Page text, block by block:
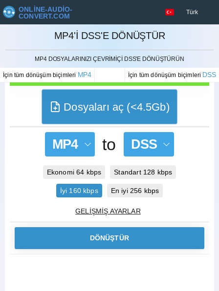
ONLINE-AUDIO-
CONVERT.COM
Türk
MP4'I DSS'E DÖNÜŞTÜR
MP4 DOSYALARINIZI ÇEVRIMIÇI DSS'E DÖNÜŞTÜRÜN
İçin tüm dönüşüm biçimleri MP4 İçin tüm dönüşüm biçimleri DSS
İPTAL ETMEK
Dosyaları aç (<4.5Gb)
MP4 to DSS
Ekonomi 64 kbps Standart 128 kbps
İyi 160 kbps En iyi 256 kbps
GELIŞMIŞ AYARLAR
DÖNÜŞTÜR